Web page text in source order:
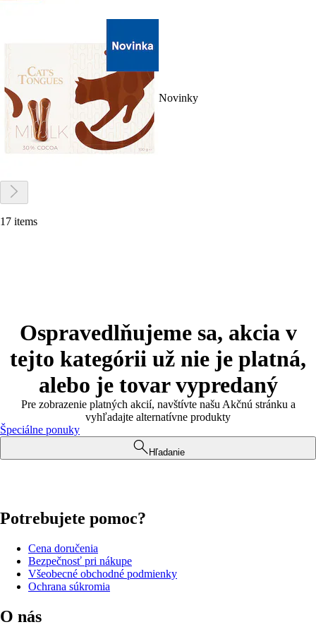
Novinky
17 items
Ospravedlňujeme sa, akcia v
tejto kategórii už nie je platná,
alebo je tovar vypredaný
Pre zobrazenie platných akcií, navštívte našu Akčnú stránku a
vyhľadajte alternatívne produkty
Špeciálne ponuky
Hľadanie
Potrebujete pomoc?
Cena doručenia
Bezpečnosť pri nákupe
Všeobecné obchodné podmienky
Ochrana súkromia
O nás